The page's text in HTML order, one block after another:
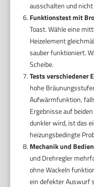
ausschalten und
Funktionstest mit
Toast. Wähle eine
Heizelement
sauber funktioniert.
Scheibe.
Tests verschiedener
hohe
Aufwärmfunktion,
Ergebnisse auf
dunkler wird, ist das
heizungsbedingte
Mechanik und
und Drehregler
ohne Wackeln
ein defekter Auswurf